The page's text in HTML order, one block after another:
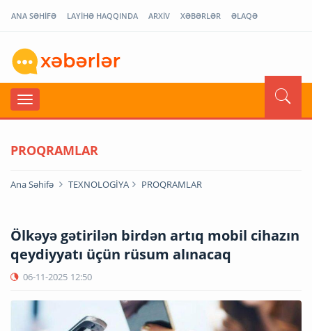
ANA SƏHİFƏ LAYİHƏ HAQQINDA ARXİV XƏBƏRLƏR ƏLAQƏ
PROQRAMLAR
Ana Səhifə TEXNOLOGİYA PROQRAMLAR
Ölkəyə gətirilən birdən artıq mobil cihazın
qeydiyyatı üçün rüsum alınacaq
06-11-2025 12:50